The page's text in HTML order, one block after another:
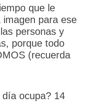
que le
para ese
personas y
porque todo
(recuerda
ocupa? 14